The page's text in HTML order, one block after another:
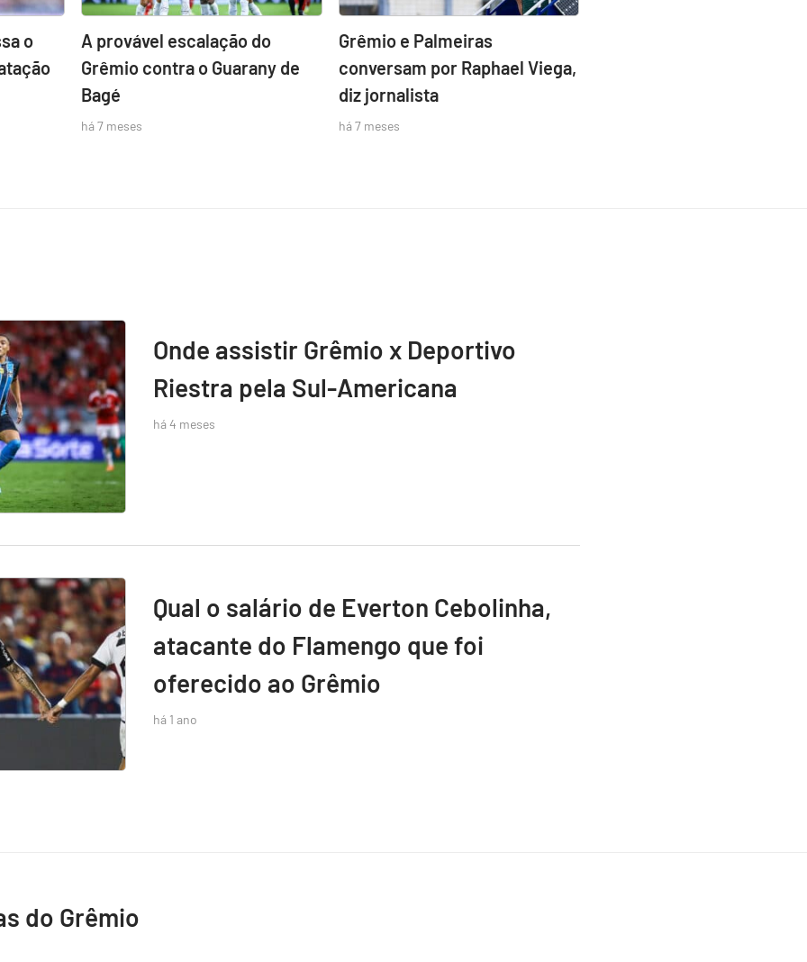
o
A provável escalação do
Grêmio contra o Guarany de
Bagé
há 7 meses
Grêmio e Palmeiras
conversam por Raphael Viega,
diz jornalista
há 7 meses
Onde assistir Grêmio x Deportivo
Riestra pela Sul-Americana
há 4 meses
Qual o salário de Everton Cebolinha,
atacante do Flamengo que foi
oferecido ao Grêmio
há 1 ano
do Grêmio